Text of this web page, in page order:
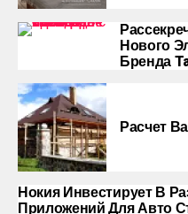
Нового
Бренда
Расчет
Нокия Инвестирует В
Приложений Для Авто